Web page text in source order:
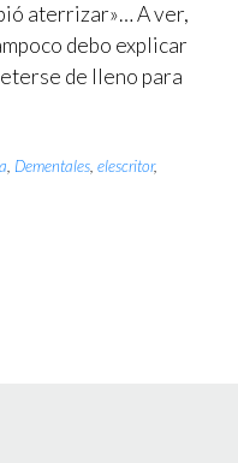
aterrizar»… A ver,
debo explicar
de lleno para
, Dementales,elescritor,